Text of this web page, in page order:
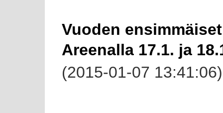
Vuoden
Areenalla 17.1. ja
(2015-01-07 13:41:06)